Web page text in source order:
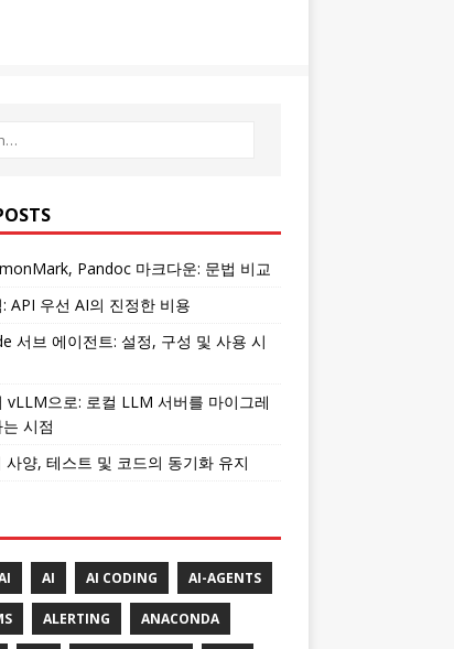
Pandoc 마크다운: 문법 비교
API 우선 AI의 진정한 비용
서브 에이전트: 설정, 구성 및 사용 시
vLLM으로: 로컬 LLM 서버를 마이그레
시점
사양, 테스트 및 코드의 동기화 유지
AI AI CODING AI-AGENTS
ALERTING ANACONDA